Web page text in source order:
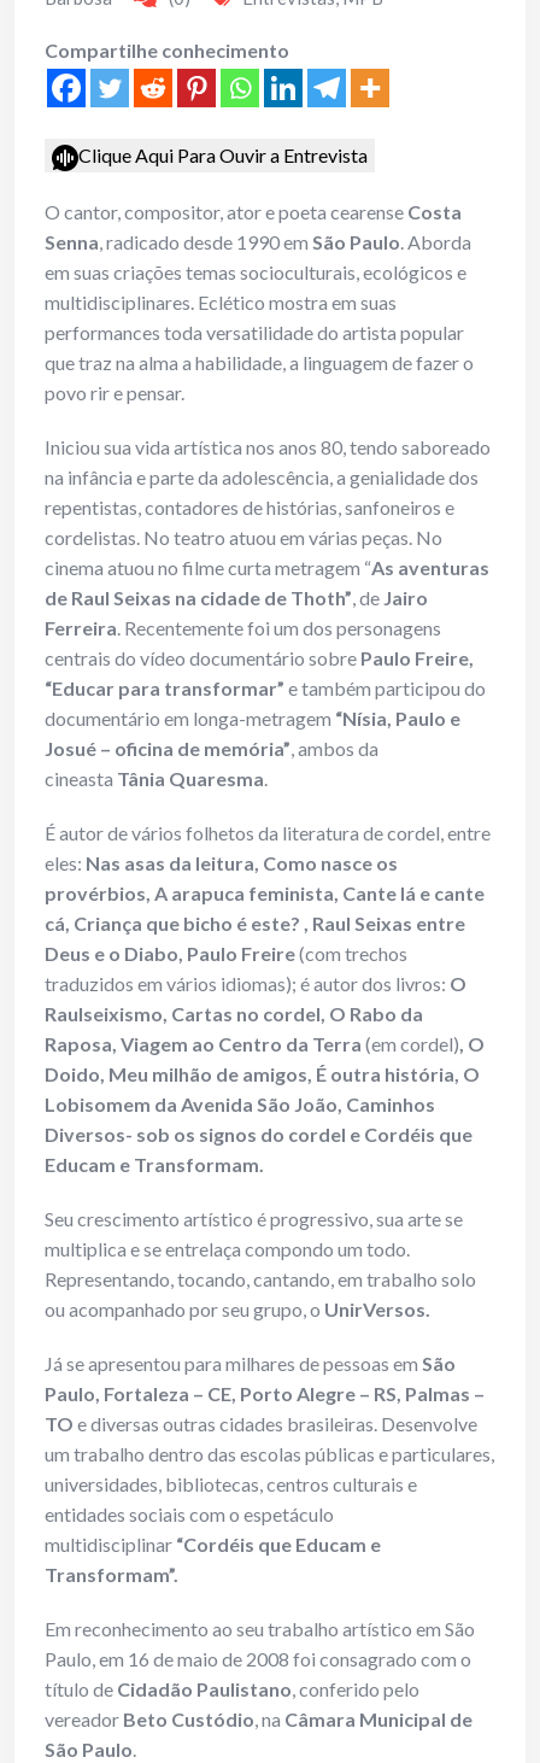
Compartilhe conhecimento
Clique Aqui Para Ouvir a Entrevista
O cantor, compositor, ator e poeta cearense Costa
Senna, radicado desde 1990 em São Paulo. Aborda
em suas criações temas socioculturais, ecológicos e
multidisciplinares. Eclético mostra em suas
performances toda versatilidade do artista popular
que traz na alma a habilidade, a linguagem de fazer o
povo rir e pensar.
Iniciou sua vida artística nos anos 80, tendo saboreado
na infância e parte da adolescência, a genialidade dos
repentistas, contadores de histórias, sanfoneiros e
cordelistas. No teatro atuou em várias peças. No
cinema atuou no filme curta metragem “As aventuras
de Raul Seixas na cidade de Thoth”, de Jairo
Ferreira. Recentemente foi um dos personagens
centrais do vídeo documentário sobre Paulo Freire,
“Educar para transformar” e também participou do
documentário em longa-metragem “Nísia, Paulo e
Josué – oficina de memória”, ambos da
cineasta Tânia Quaresma.
É autor de vários folhetos da literatura de cordel, entre
eles: Nas asas da leitura, Como nasce os
provérbios, A arapuca feminista, Cante lá e cante
cá, Criança que bicho é este? , Raul Seixas entre
Deus e o Diabo, Paulo Freire(com trechos
traduzidos em vários idiomas); é autor dos livros: O
Raulseixismo, Cartas no cordel, O Rabo da
Raposa, Viagem ao Centro da Terra (em cordel), O
Doido, Meu milhão de amigos, É outra história, O
Lobisomem da Avenida São João, Caminhos
Diversos- sob os signos do cordel e Cordéis que
Educam e Transformam.
Seu crescimento artístico é progressivo, sua arte se
multiplica e se entrelaça compondo um todo.
Representando, tocando, cantando, em trabalho solo
ou acompanhado por seu grupo, o UnirVersos.
Já se apresentou para milhares de pessoas em São
Paulo, Fortaleza – CE, Porto Alegre – RS, Palmas –
TO e diversas outras cidades brasileiras. Desenvolve
um trabalho dentro das escolas públicas e particulares,
universidades, bibliotecas, centros culturais e
entidades sociais com o espetáculo
multidisciplinar “Cordéis que Educam e
Transformam”.
Em reconhecimento ao seu trabalho artístico em São
Paulo, em 16 de maio de 2008 foi consagrado com o
título de Cidadão Paulistano, conferido pelo
vereador Beto Custódio, na Câmara Municipal de
São Paulo.